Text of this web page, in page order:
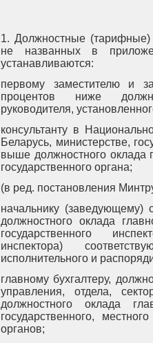
1. Должностные (тарифные)
не названных в
устанавливаются:
первому заместителю и
процентов ниже
руководителя,
консультанту в
Беларусь, министерстве,
выше должностного оклада
государственного органа;
(в ред. постановления
начальнику
должностного оклада
государственного
инспектора)
исполнительного и
главному бухгалтеру,
управления, отдела,
должностного оклада
государственного,
органов;